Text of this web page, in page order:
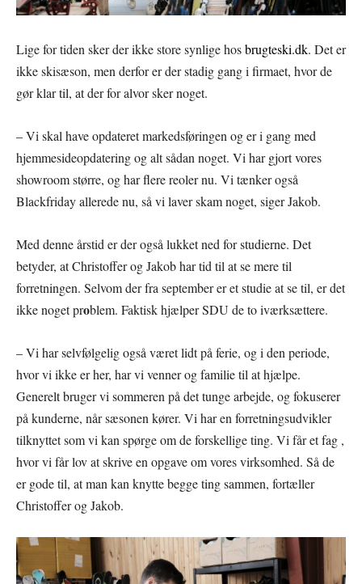
Lige for tiden sker der ikke store synlige hosbrugteski.dk. Det er
ikke skisæson, men derfor er der stadig gang i firmaet, hvor de
gør klar til, at der for alvor sker noget.
– Vi skal have opdateret markedsføringen og er i gang med
hjemmesideopdatering og alt sådan noget. Vi har gjort vores
showroom større, og har flere reoler nu. Vi tænker også
Blackfriday allerede nu, så vi laver skam noget, siger Jakob.
Med denne årstid er der også lukket ned for studierne. Det
betyder, at Christoffer og Jakob har tid til at se mere til
forretningen. Selvom der fra september er et studie at se til, er det
ikke noget problem. Faktisk hjælper SDU de to iværksættere.
– Vi har selvfølgelig også været lidt på ferie, og i den periode,
hvor vi ikke er her, har vi venner og familie til at hjælpe.
Generelt bruger vi sommeren på det tunge arbejde, og fokuserer
på kunderne, når sæsonen kører. Vi har en forretningsudvikler
tilknyttet som vi kan spørge om de forskellige ting. Vi får et fag ,
hvor vi får lov at skrive en opgave om vores virksomhed. Så de
er gode til, at man kan knytte begge ting sammen, fortæller
Christoffer og Jakob.